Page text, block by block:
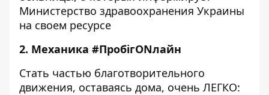
Министерство здравоохранения Украины
на своем ресурсе
2. Механика #ПробігONлайн
Стать частью благотворительного
движения, оставаясь дома, очень ЛЕГКО: